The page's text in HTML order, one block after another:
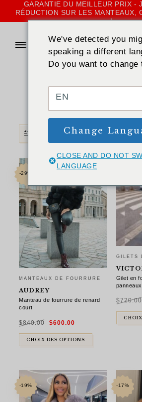
GARANTIE DU MEILLEUR PRIX -
RÉDUCTION SUR LES MANTEAUX,
!
Gris
-29%
MANTEAUX DE FOURRURE
AUDREY
Manteau de fourrure de renard
court
$840.00 prix
était :
$840.00.
$600.00
est :
$600.00.
CHOIX DES OPTIONS
GILETS
Gilet en
$720.00
-19% -17%
We've detected you
speaking a different
Do you want to change
EN
Change
CLOSE AND DO NOT
LANGUAGE